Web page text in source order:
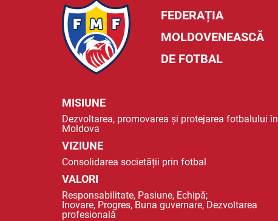
FEDERAȚIA
MOLDOVENEASCĂ
DE FOTBAL
MISIUNE
Dezvoltarea, promovarea și protejarea fotbalului în
Moldova
VIZIUNE
Consolidarea societății prin fotbal
VALORI
Responsabilitate, Pasiune, Echipă;
Inovare, Progres, Buna guvernare, Dezvoltarea
profesională